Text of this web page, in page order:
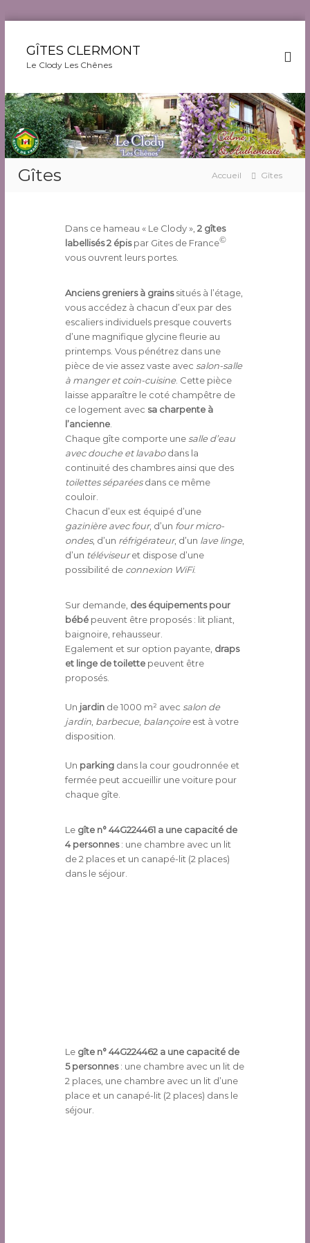
a
u
c
o
n
GÎTES CLERMONT
Le Clody Les Chênes
Gîtes Accueil Gîtes
Dans ce hameau « Le Clody »,2 gîtes
labellisés 2 épispar Gites de France©
vous ouvrent leurs portes.
Anciens greniers à grainssitués à l’étage,
vous accédez à chacun d’eux par des
escaliers individuels presque couverts
d’une magnifique glycine fleurie au
printemps. Vous pénétrez dans une
pièce de vie assez vaste avecsalon-salle
à manger et coin-cuisine. Cette pièce
laisse apparaître le coté champêtre de
ce logement avec sa charpente à
l’ancienne.
Chaque gîte comporte unesalle d’eau
avec douche et lavabodans la
continuité des chambres ainsi que des
toilettes séparéesdans ce même
couloir.
Chacun d’eux est équipé d’une
gazinière avec four, d’un four micro-
ondes, d’un réfrigérateur, d’un lave linge,
d’un téléviseuret dispose d’une
possibilité de connexion WiFi.
Sur demande, des équipements pour
bébé peuvent être proposés : lit pliant,
baignoire, rehausseur.
Egalement et sur option payante, draps
et linge de toilette peuvent être
proposés.
Un jardin de 1000 m² avecsalon de
jardin, barbecue, balançoireest à votre
disposition.
Un parking dans la cour goudronnée et
fermée peut accueillir une voiture pour
chaque gîte.
Le gîte n° 44G224461 a une capacité de
4 personnes: une chambre avec un lit
de 2 places et un canapé-lit (2 places)
dans le séjour.
Le gîte n° 44G224462 a une capacité de
5 personnes: une chambre avec un lit de
2 places, une chambre avec un lit d’une
place et un canapé-lit (2 places) dans le
séjour.